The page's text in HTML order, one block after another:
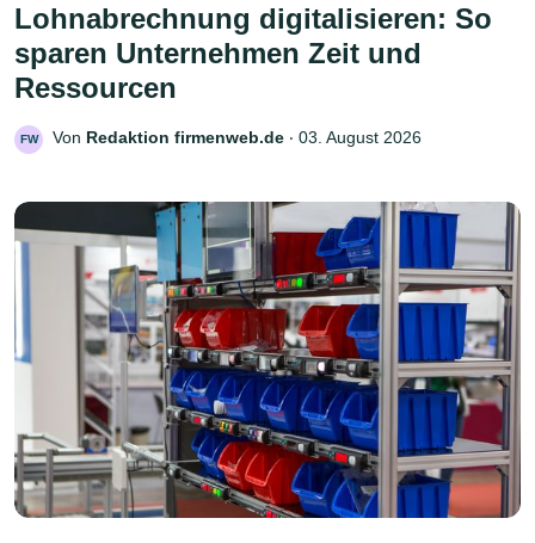
Lohnabrechnung digitalisieren: So
sparen Unternehmen Zeit und
Ressourcen
FW Von Redaktion firmenweb.de ‧ 03. August 2026